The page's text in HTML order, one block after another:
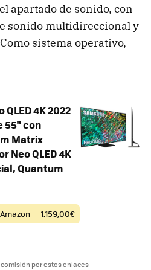
apartado de sonido, con
sonido multidireccional y
sistema operativo,
4K 2022
55" con
Matrix
Neo QLED 4K
Quantum
Amazon — 1.159,00€
por estos enlaces